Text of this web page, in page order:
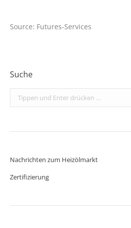
Source: Futures-Services
Suche
Search:
Nachrichten zum Heizölmarkt
Zertifizierung